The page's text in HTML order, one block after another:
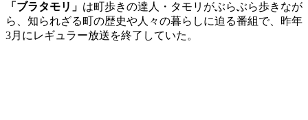
「ブラタモリ」 は町歩きの達人・タモリがぶらぶら歩きなが
ら、知られざる町の歴史や人々の暮らしに迫る番組で、昨年
3月にレギュラー放送を終了していた。